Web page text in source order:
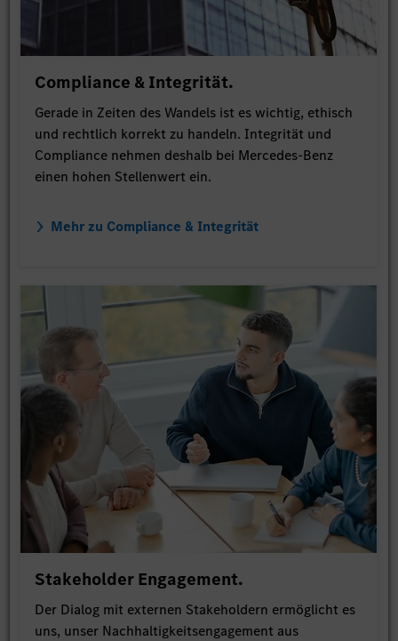
Compliance & Integrität.
Gerade in Zeiten des Wandels ist es wichtig, ethisch
und rechtlich korrekt zu handeln. Integrität und
Compliance nehmen deshalb bei Mercedes-Benz
einen hohen Stellenwert ein.
Mehr zu Compliance & Integrität
Stakeholder Engagement.
Der Dialog mit externen Stakeholdern ermöglicht es
uns, unser Nachhaltigkeitsengagement aus